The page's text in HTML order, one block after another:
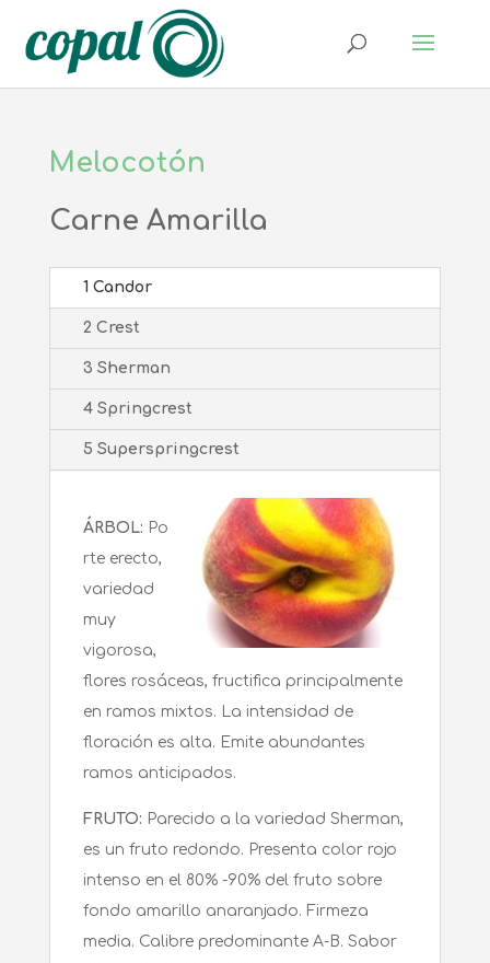
Melocotón
Carne Amarilla
1 Candor
2 Crest
3 Sherman
4 Springcrest
5 Superspringcrest
ÁRBOL: Po
rte erecto,
variedad
muy
vigorosa,
flores rosáceas, fructifica principalmente
en ramos mixtos. La intensidad de
floración es alta. Emite abundantes
ramos anticipados.
FRUTO: Parecido a la variedad Sherman,
es un fruto redondo. Presenta color rojo
intenso en el 80% -90% del fruto sobre
fondo amarillo anaranjado. Firmeza
media. Calibre predominante A-B. Sabor